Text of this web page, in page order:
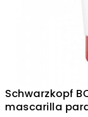
Schwarzkopf
mascarilla